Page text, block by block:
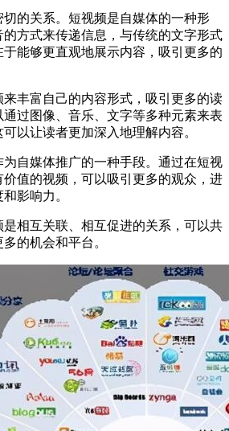
的关系。短视频是自媒体的一种形
方式来传递信息，与传统的文字形式
能够更直观地展示内容，吸引更多的
丰富自己的内容形式，吸引更多的读
过图像、音乐、文字等多种元素来表
以让读者更加深入地理解内容。
为自媒体推广的一种手段。通过在短视
值的视频，可以吸引更多的观众，进
影响力。
相互关联、相互促进的关系，可以共
的机会和平台。